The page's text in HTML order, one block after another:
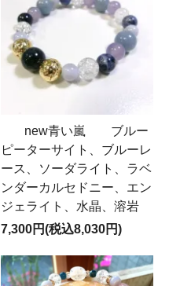
new青い嵐 ブルー
ピーターサイト、ブルーレ
ース、ソーダライト、ラベ
ンダーカルセドニー、エン
ジェライト、水晶、溶岩
7,300円(税込8,030円)